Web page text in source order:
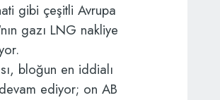
gibi çeşitli Avrupa
gazı LNG nakliye
bloğun en iddialı
ediyor; on AB